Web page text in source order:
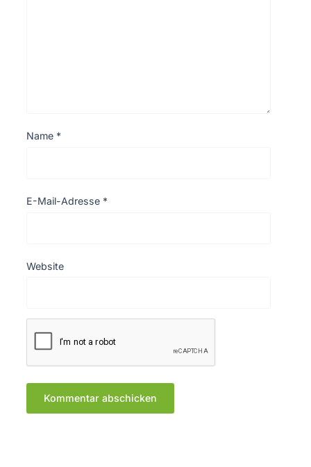
Name *
E-Mail-Adresse *
Website